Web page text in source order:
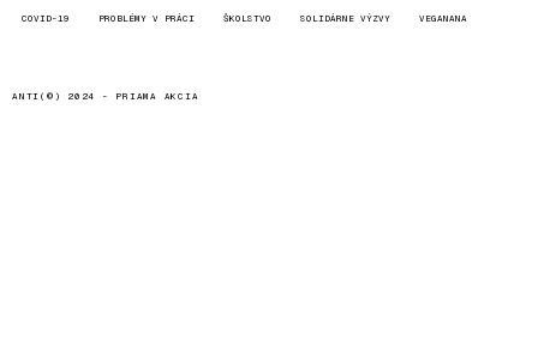
COVID-19 PROBLÉMY V PRÁCI ŠKOLSTVO SOLIDÁRNE VÝZVY VEGANANA
ANTI(©) 2024 - PRIAMA AKCIA